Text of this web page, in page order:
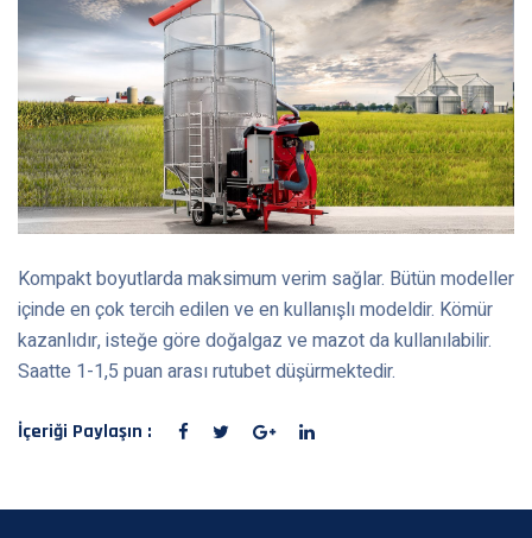
Kompakt boyutlarda maksimum verim sağlar. Bütün modeller
içinde en çok tercih edilen ve en kullanışlı modeldir. Kömür
kazanlıdır, isteğe göre doğalgaz ve mazot da kullanılabilir.
Saatte 1-1,5 puan arası rutubet düşürmektedir.
İçeriği Paylaşın :